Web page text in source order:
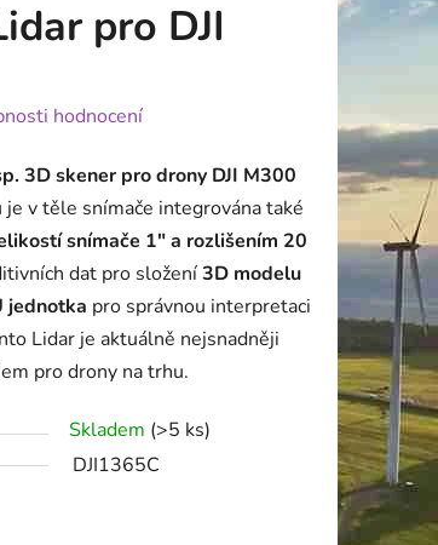
pro DJI
hodnocení
3D skener pro drony DJI M300
v těle snímače integrována také
snímače 1" a rozlišením 20
dat pro složení3D modelu
jednotka pro správnou interpretaci
Lidar je aktuálně nejsnadněji
pro drony na trhu.
Skladem (>5 ks)
DJI1365C